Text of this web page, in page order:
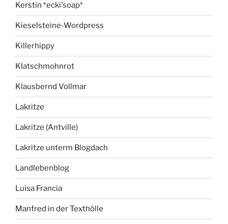
Kerstin *ecki'soap*
Kieselsteine-Wordpress
Killerhippy
Klatschmohnrot
Klausbernd Vollmar
Lakritze
Lakritze (Antville)
Lakritze unterm Blogdach
Landlebenblog
Luisa Francia
Manfred in der Texthölle